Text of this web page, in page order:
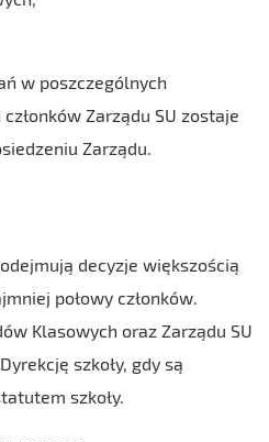
w poszczególnych
Zarządu SU zostaje
Zarządu.
decyzje większością
połowy członków.
Klasowych oraz Zarządu SU
szkoły, gdy są
szkoły.